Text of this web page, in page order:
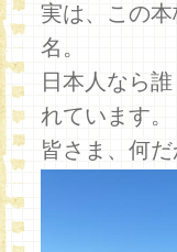
実は、この
名。
日本人なら
れています。
皆さま、何